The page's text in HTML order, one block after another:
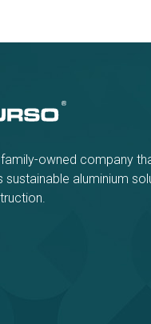
family-owned company
sustainable aluminium